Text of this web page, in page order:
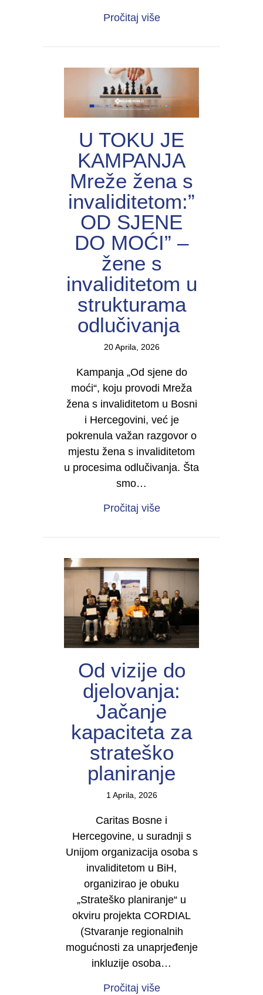
Pročitaj višeabout UNIJА
U TOKU JE
KAMPANJA
Mreže žena s
invaliditetom:”
OD SJENE
DO MOĆI” –
žene s
invaliditetom u
strukturama
odlučivanja
20 Aprila, 2026
Kampanja „Od sjene do
moći“, koju provodi Mreža
žena s invaliditetom u Bosni
i Hercegovini, već je
pokrenula važan razgovor o
mjestu žena s invaliditetom
u procesima odlučivanja. Šta
smo…
Pročitaj višeabout U TOKU JE
Od vizije do
djelovanja:
Jačanje
kapaciteta za
strateško
planiranje
1 Aprila, 2026
Caritas Bosne i
Hercegovine, u suradnji s
Unijom organizacija osoba s
invaliditetom u BiH,
organizirao je obuku
„Strateško planiranje“ u
okviru projekta CORDIAL
(Stvaranje regionalnih
mogućnosti za unaprjeđenje
inkluzije osoba…
Pročitaj višeabout Od vizije do